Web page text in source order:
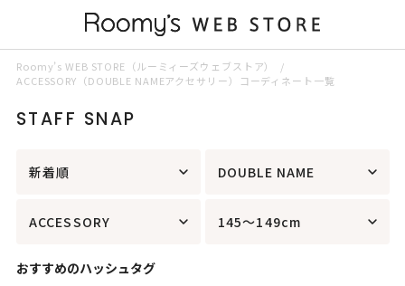
Roomy’s WEB STORE（ルーミィーズウェブストア）
ACCESSORY（DOUBLE NAMEアクセサリー）コーディネート一覧
STAFF SNAP
新着順 DOUBLE NAME
ACCESSORY 145～149cm
おすすめのハッシュタグ